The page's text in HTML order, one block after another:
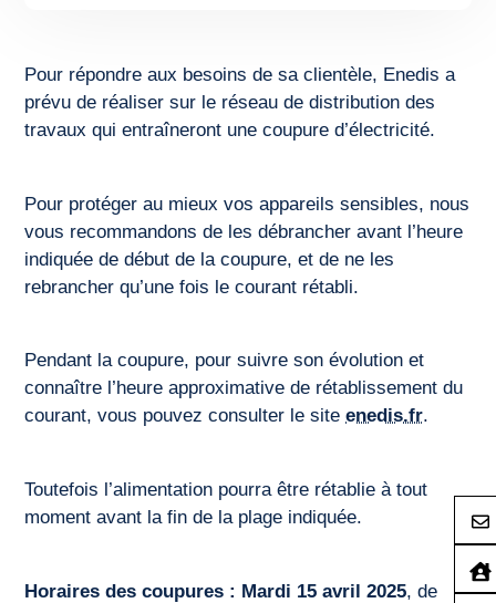
Pour répondre aux besoins de sa clientèle, Enedis a
prévu de réaliser sur le réseau de distribution des
travaux qui entraîneront une coupure d’électricité.
Pour protéger au mieux vos appareils sensibles, nous
vous recommandons de les débrancher avant l’heure
indiquée de début de la coupure, et de ne les
rebrancher qu’une fois le courant rétabli.
Pendant la coupure, pour suivre son évolution et
connaître l’heure approximative de rétablissement du
courant, vous pouvez consulter le siteenedis.fr.
Toutefois l’alimentation pourra être rétablie à tout
moment avant la fin de la plage indiquée.
Horaires des coupures : Mardi 15 avril 2025, de